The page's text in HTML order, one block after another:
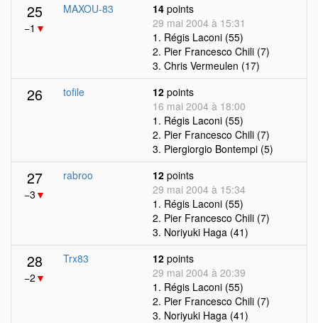
25
−1 ▼
MAXOU-83 14 points
29 mai 2004 à 15:31
1. Régis Laconi (55)
2. Pier Francesco Chili (7)
3. Chris Vermeulen (17)
26 tofile 12 points
16 mai 2004 à 18:00
1. Régis Laconi (55)
2. Pier Francesco Chili (7)
3. Piergiorgio Bontempi (5)
27
−3 ▼
rabroo 12 points
29 mai 2004 à 15:34
1. Régis Laconi (55)
2. Pier Francesco Chili (7)
3. Noriyuki Haga (41)
28
−2 ▼
Trx83 12 points
29 mai 2004 à 20:39
1. Régis Laconi (55)
2. Pier Francesco Chili (7)
3. Noriyuki Haga (41)